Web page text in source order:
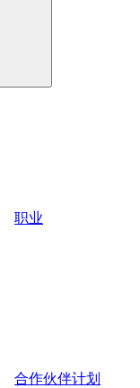
职业
合作伙伴计划